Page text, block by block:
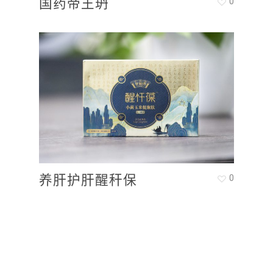
国药帝王玬
养肝护肝醒秆保 0